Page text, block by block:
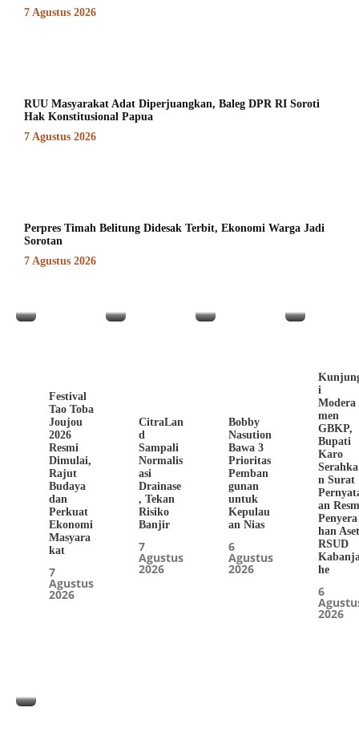
7 Agustus 2026
RUU Masyarakat Adat Diperjuangkan, Baleg DPR RI Soroti
Hak Konstitusional Papua
7 Agustus 2026
Perpres Timah Belitung Didesak Terbit, Ekonomi Warga Jadi
Sorotan
7 Agustus 2026
Festival
Tao Toba
Joujou
2026
Resmi
Dimulai,
Rajut
Budaya
dan
Perkuat
Ekonomi
Masyara
kat
7
Agustus
2026
CitraLan
d
Sampali
Normalis
asi
Drainase
, Tekan
Risiko
Banjir
7
Agustus
2026
Bobby
Nasution
Bawa 3
Prioritas
Pemban
gunan
untuk
Kepulau
an Nias
6
Agustus
2026
i
Modera
men
GBKP,
Bupati
Karo
Serahka
n Surat
an
Penyera
han
RSUD
he
6
2026